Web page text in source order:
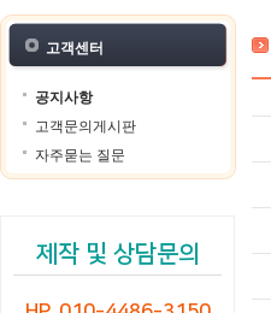
고객센터
공지사항
고객문의게시판
자주묻는 질문
제작 및 상담문의